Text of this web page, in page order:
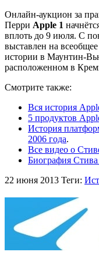
Онлайн-аукцион за
Перри Apple 1
вплоть до 9 июля. С
выставлен на
истории в Маунтин-
расположенном в
Смотрите также:
Вся история
5 продуктов
История
2006 года.
Все видео о
Биография
22 июня 2013 Теги: